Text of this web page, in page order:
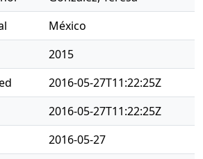
México
2015
2016-05-27T11:22:25Z
2016-05-27T11:22:25Z
2016-05-27